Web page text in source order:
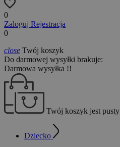
0
Zaloguj Rejestracja
0
close Twój koszyk
Do darmowej wysyłki brakuje:
Darmowa wysyłka !!
Twój koszyk jest pusty
Dziecko